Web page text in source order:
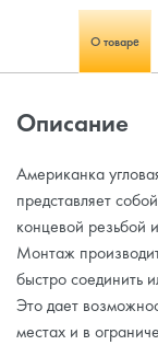
О товаре
Описание
Американка
представляет
концевой резьбой
Монтаж
быстро соединить
Это дает
местах и в